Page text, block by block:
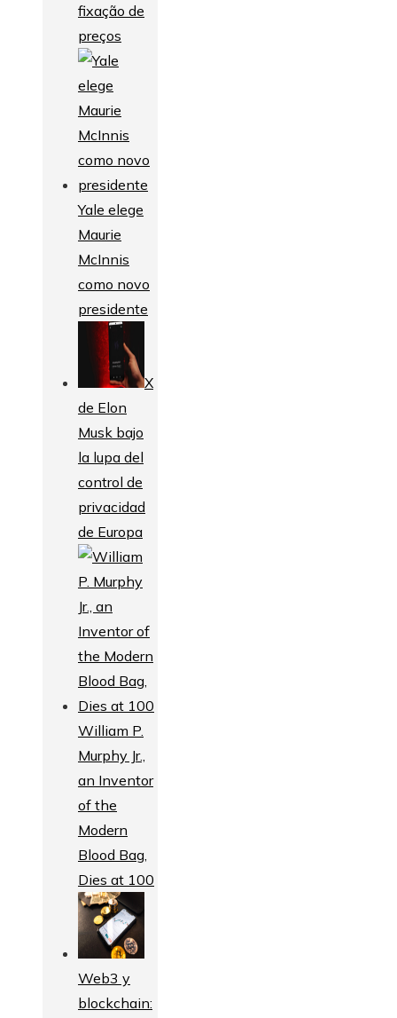
fixação de
preços
Yale elege
Maurie
McInnis
como novo
presidente
X
de Elon
Musk bajo
la lupa del
control de
privacidad
de Europa
William P.
Murphy Jr.,
an Inventor
of the
Modern
Blood Bag,
Dies at 100
Web3 y
blockchain: